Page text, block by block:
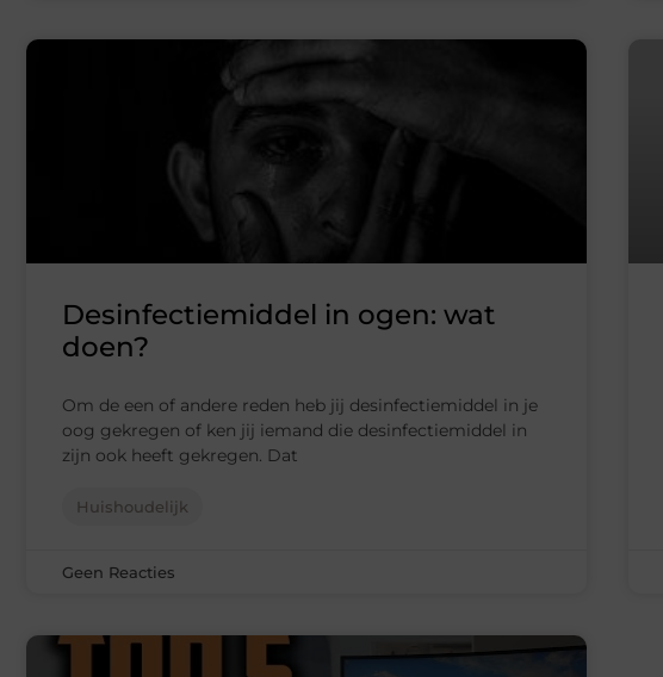
Desinfectiemiddel in ogen: wat
doen?
Om de een of andere reden heb jij desinfectiemiddel in je
oog gekregen of ken jij iemand die desinfectiemiddel in
zijn ook heeft gekregen. Dat
Huishoudelijk
Geen Reacties